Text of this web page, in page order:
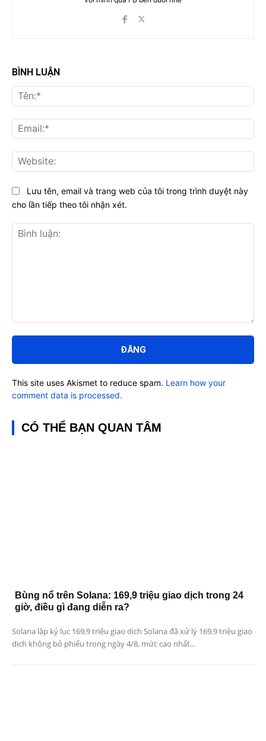
BÌNH LUẬN
luận:
Lưu tên, email và trang web của tôi trong trình duyệt này
cho lần tiếp theo tôi nhận xét.
This site uses Akismet to reduce spam. Learn how your
comment data is processed.
CÓ THỂ BẠN QUAN TÂM
Bùng nổ trên Solana: 169,9 triệu giao dịch trong 24
giờ, điều gì đang diễn ra?
Solana lập kỷ lục 169,9 triệu giao dịch Solana đã xử lý 169,9 triệu giao
dịch không bỏ phiếu trong ngày 4/8, mức cao nhất...